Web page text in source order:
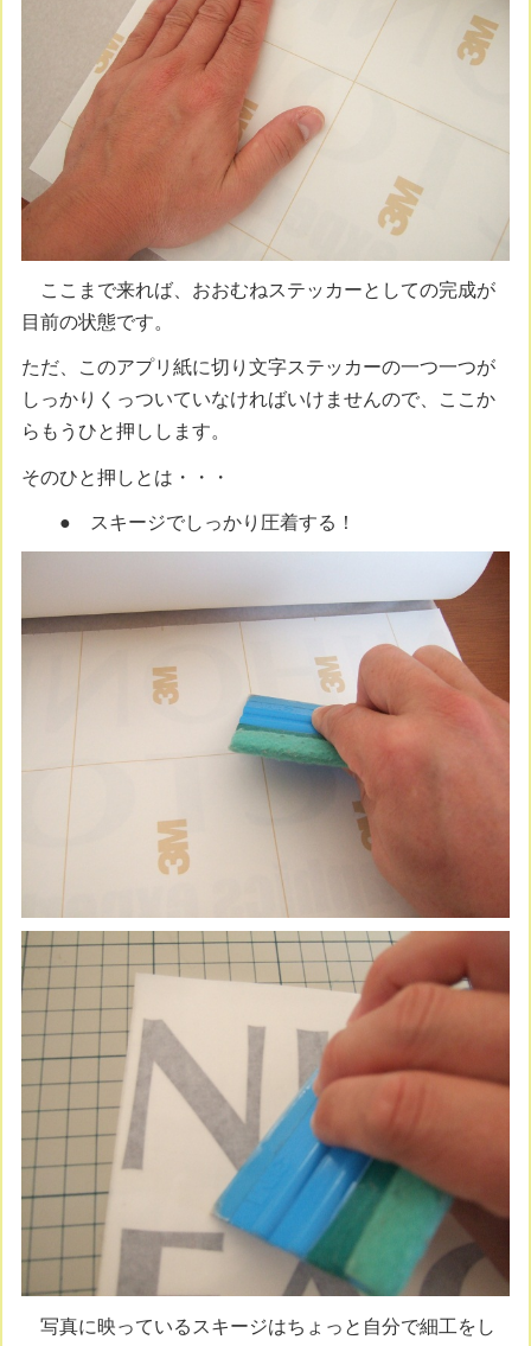
ここまで来れば、おおむねステッカーとしての完成が
目前の状態です。
ただ、このアプリ紙に切り文字ステッカーの一つ一つが
しっかりくっついていなければいけませんので、ここか
らもうひと押しします。
そのひと押しとは・・・
● スキージでしっかり圧着する！
写真に映っているスキージはちょっと自分で細工をし